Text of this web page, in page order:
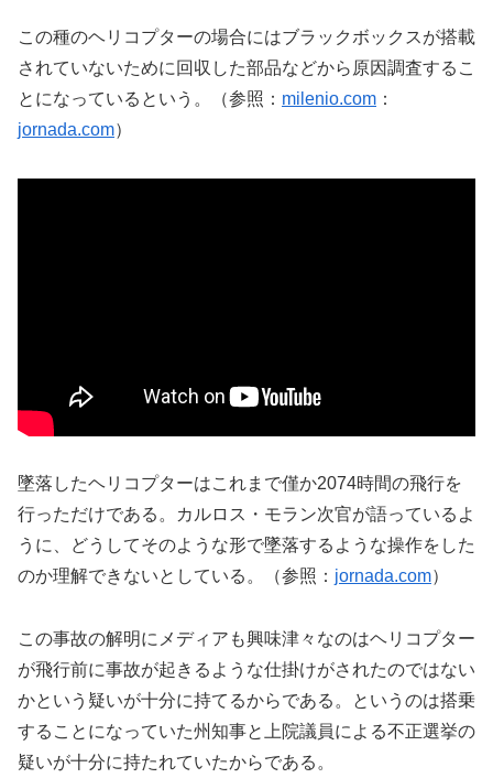
この種のヘリコプターの場合にはブラックボックスが搭載
されていないために回収した部品などから原因調査するこ
とになっているという。（参照： milenio.com ：
jornada.com）
墜落したヘリコプターはこれまで僅か2074時間の飛行を
行っただけである。カルロス・モラン次官が語っているよ
うに、どうしてそのような形で墜落するような操作をした
のか理解できないとしている。（参照： jornada.com）
この事故の解明にメディアも興味津々なのはヘリコプター
が飛行前に事故が起きるような仕掛けがされたのではない
かという疑いが十分に持てるからである。というのは搭乗
することになっていた州知事と上院議員による不正選挙の
疑いが十分に持たれていたからである。